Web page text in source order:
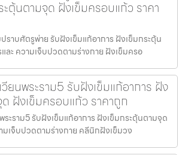
ะตุ้นตามจุด ฝังเข็มครอบแก้ว ราคา
าบศัตรูพ่าย รับฝังเข็มแก้อาการ ฝังเข็มกระตุ้น
ละ ความเจ็บปวดตามร่างกาย ฝังเข็มครอ
ยนพระราม5 รับฝังเข็มแก้อาการ ฝัง
ฝังเข็มครอบแก้ว ราคาถูก
ะราม5 รับฝังเข็มแก้อาการ ฝังเข็มกระตุ้นตามจุด
มเจ็บปวดตามร่างกาย คลีนิกฝังเข็มวง